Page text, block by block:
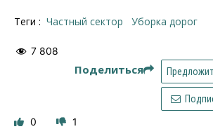
Теги : частный сектор уборка дорог
7 808
Поделиться
0 1